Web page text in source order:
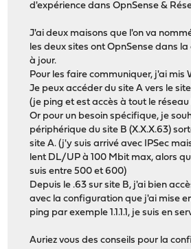
d'expérience dans OpnSense &
J'ai deux maisons que l'on va
les deux sites ont OpnSense dans
à jour.
Pour les faire communiquer, j'ai mis
Je peux accéder du site A vers le
(je ping et est accès à tout le réseau
Or pour un besoin spécifique, je
périphérique du site B (X.X.X.63)
site A. (j'y suis arrivé avec IPSec
lent DL/UP à 100 Mbit max, alors
suis entre 500 et 600)
Depuis le .63 sur site B, j'ai bien
avec la configuration que j'ai mise
ping par exemple 1.1.1.1, je suis en
Auriez vous des conseils pour la